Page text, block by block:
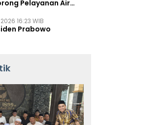
Pelayanan Air
16:23 WIB
Prabowo